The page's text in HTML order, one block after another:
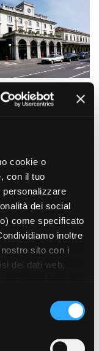
cookie o
con il tuo
personalizzare
dei social
come specificato
inoltre
sito con i
dei dati web,
Puoi liberamente
in qualsiasi
di tali tecnologie
lavori in